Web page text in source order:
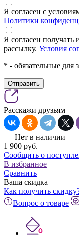
Я согласен с
Политики
Я согласен
рассылку. Условия
* - обязательные для
Отправить
Расскажи друзьям
Нет в наличии
1 900 pуб.
Сообщить о
В избранное
Сравнить
Ваша скидка
Как получить
Вопрос о товаре